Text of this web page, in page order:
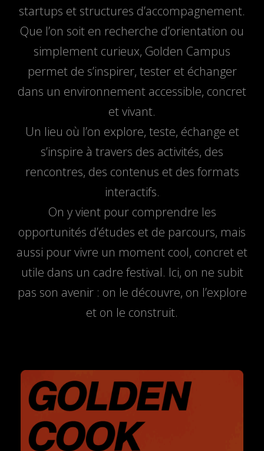
startups et structures d’accompagnement.
Que l’on soit en recherche d’orientation ou
simplement curieux, Golden Campus
permet de s’inspirer, tester et échanger
dans un environnement accessible, concret
et vivant.
Un lieu où l’on explore, teste, échange et
s’inspire à travers des activités, des
rencontres, des contenus et des formats
interactifs.
On y vient pour comprendre les
opportunités d’études et de parcours, mais
aussi pour vivre un moment cool, concret et
utile dans un cadre festival. Ici, on ne subit
pas son avenir : on le découvre, on l’explore
et on le construit.